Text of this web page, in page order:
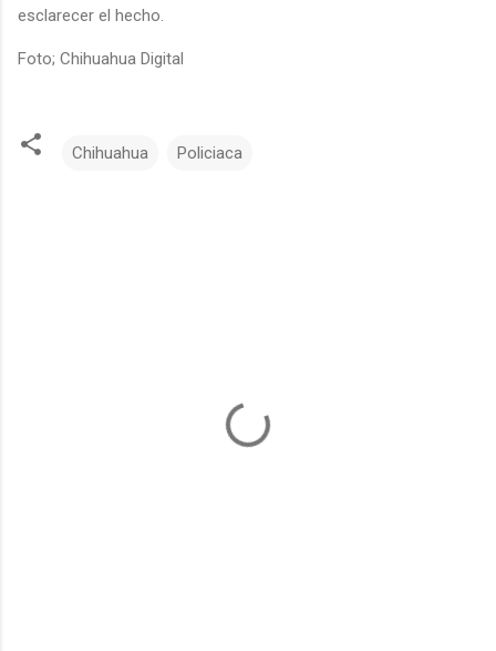
esclarecer el hecho.
Foto; Chihuahua Digital
Chihuahua Policiaca